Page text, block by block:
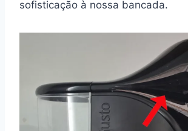
sofisticação à nossa bancada.